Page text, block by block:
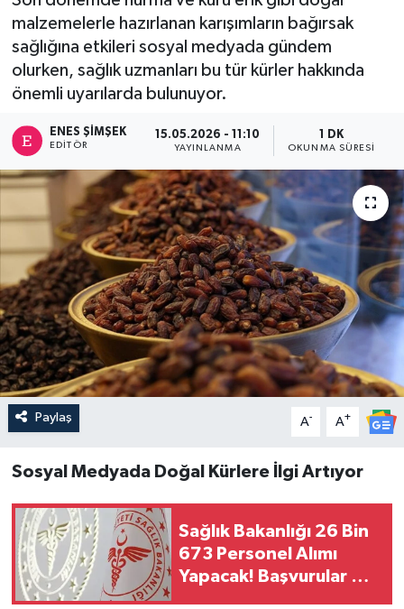
malzemelerle hazırlanan karışımların bağırsak
sağlığına etkileri sosyal medyada gündem
olurken, sağlık uzmanları bu tür kürler hakkında
önemli uyarılarda bulunuyor.
ENES ŞIMŞEK
EDITÖR
15.05.2026 - 11:10
YAYINLANMA
1 DK
OKUNMA SÜRESI
Paylaş A- A+
Sosyal Medyada Doğal Kürlere İlgi Artıyor
Sağlık Bakanlığı 26 Bin
673 Personel Alımı
Yapacak! Başvurular Ne